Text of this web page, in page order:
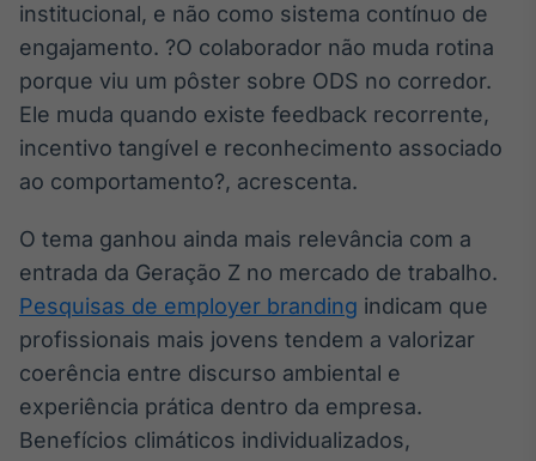
institucional, e não como sistema contínuo de
engajamento. ?O colaborador não muda rotina
porque viu um pôster sobre ODS no corredor.
Ele muda quando existe feedback recorrente,
incentivo tangível e reconhecimento associado
ao comportamento?, acrescenta.
O tema ganhou ainda mais relevância com a
entrada da Geração Z no mercado de trabalho.
Pesquisas de employer branding indicam que
profissionais mais jovens tendem a valorizar
coerência entre discurso ambiental e
experiência prática dentro da empresa.
Benefícios climáticos individualizados,